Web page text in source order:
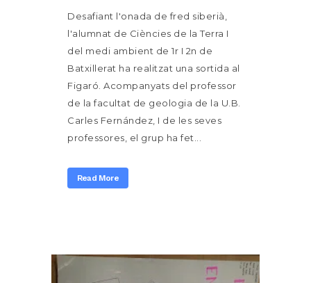
Desafiant l'onada de fred siberià,
l'alumnat de Ciències de la Terra I
del medi ambient de 1r I 2n de
Batxillerat ha realitzat una sortida al
Figaró. Acompanyats del professor
de la facultat de geologia de la U.B.
Carles Fernández, I de les seves
professores, el grup ha fet...
Read More